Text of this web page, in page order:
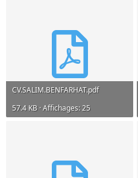
CV.SALIM.BENFARHAT.pdf
57.4 KB · Affichages: 25